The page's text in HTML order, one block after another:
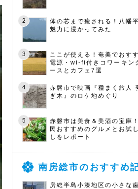
体の芯まで癒される！八幡
魅力に浸かってみた
ここが使える！奄美でおす
電源・wi-fi付きコワーキン
ースとカフェ7選
赤磐市で映画『種まく旅人
ぎ木』のロケ地めぐり
赤磐市は美食＆美酒の宝庫
民おすすめのグルメとお試
しをレポート
南房総市のおすすめ
房総半島小湊地区の小さな